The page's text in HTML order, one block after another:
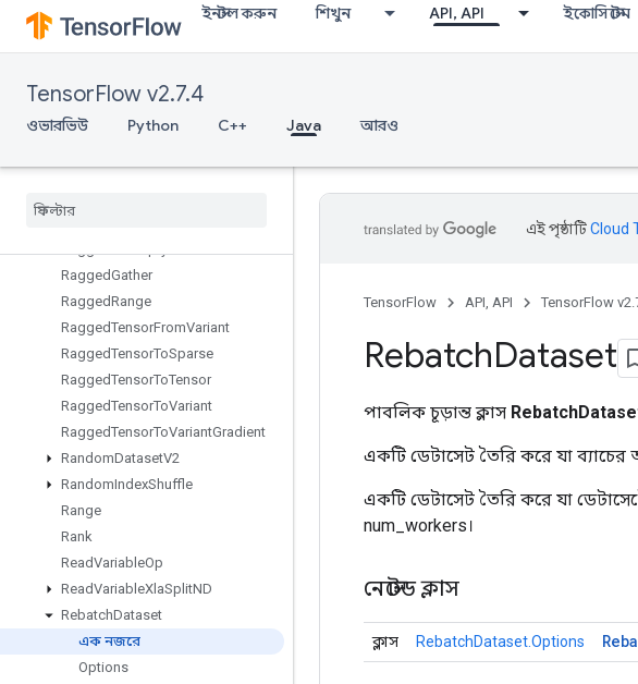
ইনস্টল করুন শিখুন API, API ইকোসিস্টেম
TensorFlow v2.7.4
ওভারভিউ Python C++ Java আরও
QuantizedMatMulWithBiasAndDequantize
QuantizedMatMulWithBiasAndRelu
QuantizedMatMulWithBiasAndRequantize
QuantizedReshape
RaggedCountSparseOutput
RaggedGather
RaggedRange
RaggedTensorFromVariant
RaggedTensorToSparse
RaggedTensorToTensor
RaggedTensorToVariant
RaggedTensorToVariantGradient
RandomDatasetV2
RandomIndexShuffle
Range
Rank
ReadVariableOp
ReadVariableXlaSplitND
RebatchDataset
এক নজরে
Options
এই পৃষ্ঠাটিCloud
TensorFlow API, API TensorFlow
RebatchDataset
পাবলিক চূড়ান্ত ক্লাস
একটি ডেটাসেট তৈরি করে যা
একটি ডেটাসেট তৈরি করে যা
num_workers।
নেস্টেড ক্লাস
ক্লাস RebatchDataset.Options